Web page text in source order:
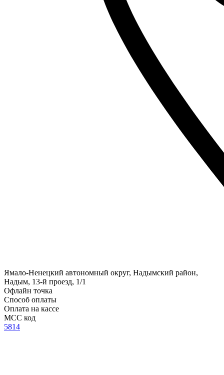
Ямало-Ненецкий автономный округ, Надымский район,
Надым, 13-й проезд, 1/1
Офлайн точка
Способ оплаты
Оплата на кассе
MCC код
5814